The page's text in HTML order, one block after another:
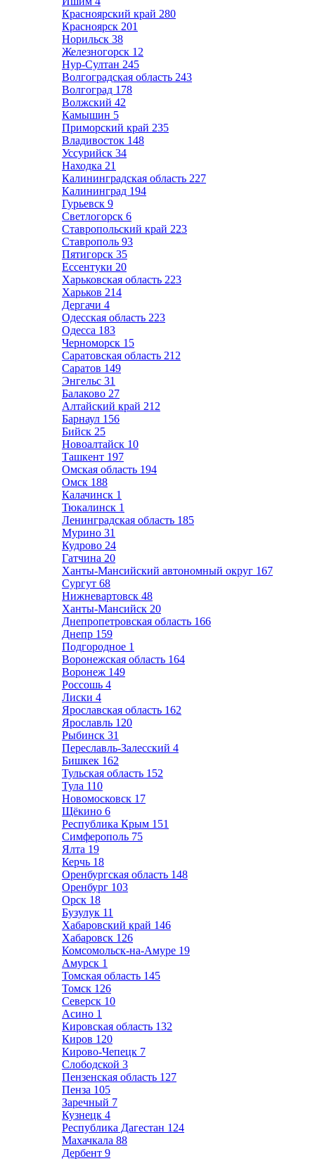
Красноярский край 280
Красноярск 201
Норильск 38
Железногорск 12
Нур-Султан 245
Волгоградская область 243
Волгоград 178
Волжский 42
Камышин 5
Приморский край 235
Владивосток 148
Уссурийск 34
Находка 21
Калининградская область 227
Калининград 194
Гурьевск 9
Светлогорск 6
Ставропольский край 223
Ставрополь 93
Пятигорск 35
Ессентуки 20
Харьковская область 223
Харьков 214
Дергачи 4
Одесская область 223
Одесса 183
Черноморск 15
Саратовская область 212
Саратов 149
Энгельс 31
Балаково 27
Алтайский край 212
Барнаул 156
Бийск 25
Новоалтайск 10
Ташкент 197
Омская область 194
Омск 188
Калачинск 1
Тюкалинск 1
Ленинградская область 185
Мурино 31
Кудрово 24
Гатчина 20
Ханты-Мансийский автономный округ 167
Сургут 68
Нижневартовск 48
Ханты-Мансийск 20
Днепропетровская область 166
Днепр 159
Подгородное 1
Воронежская область 164
Воронеж 149
Россошь 4
Лиски 4
Ярославская область 162
Ярославль 120
Рыбинск 31
Переславль-Залесский 4
Бишкек 162
Тульская область 152
Тула 110
Новомосковск 17
Щёкино 6
Республика Крым 151
Симферополь 75
Ялта 19
Керчь 18
Оренбургская область 148
Оренбург 103
Орск 18
Бузулук 11
Хабаровский край 146
Хабаровск 126
Комсомольск-на-Амуре 19
Амурск 1
Томская область 145
Томск 126
Северск 10
Асино 1
Кировская область 132
Киров 120
Кирово-Чепецк 7
Слободской 3
Пензенская область 127
Пенза 105
Заречный 7
Кузнецк 4
Республика Дагестан 124
Махачкала 88
Дербент 9